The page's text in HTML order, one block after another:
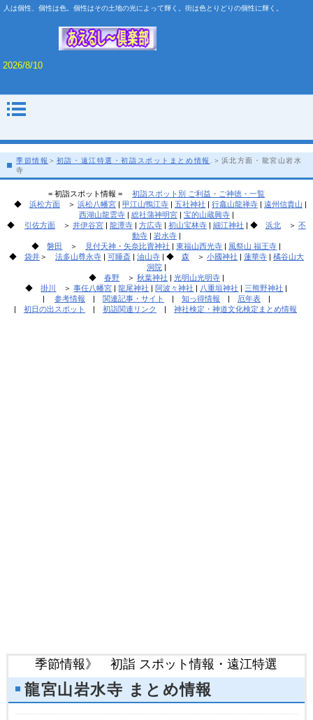
人は個性、個性は色。個性はその土地の光によって輝く。街は色とりどりの個性に輝く。
2026/8/10
季節情報 ＞ 初詣・遠江特選・初詣スポットまとめ情報
.＞浜北方面・龍宮山岩水
寺
= 初詣スポット情報 = 初詣スポット別 ご利益・ご神徳・一覧
◆ 浜松方面＞ 浜松八幡宮| 甲江山鴨江寺| 五社神社 | 行龕山龍禅寺| 遠州信貴山 |
西湖山龍雲寺| 総社蒲神明宮| 宝的山蔵興寺|
◆ 引佐方面＞ 井伊谷宮| 龍潭寺| 方広寺| 初山宝林寺| 細江神社 | ◆ 浜北＞ 不
動寺| 岩水寺|
◆磐田 ＞ 見付天神・矢奈比賣神社 |東福山西光寺 | 風祭山 福王寺 |
◆ 袋井＞ 法多山尊永寺| 可睡斎| 油山寺| ◆ 森＞ 小國神社 | 蓮華寺| 橘谷山大
洞院|
◆ 春野＞ 秋葉神社 | 光明山光明寺|
◆掛川 ＞事任八幡宮 |龍尾神社 |阿波々神社 | 八重垣神社 | 三熊野神社 |
| 参考情報 | 関連記事・サイト | 知っ得情報 | 厄年表|
| 初日の出スポット | 初詣関連リンク | 神社検定・神道文化検定まとめ情報
季節情報》 初詣 スポット情報・遠江特選
龍宮山岩水寺 まとめ情報